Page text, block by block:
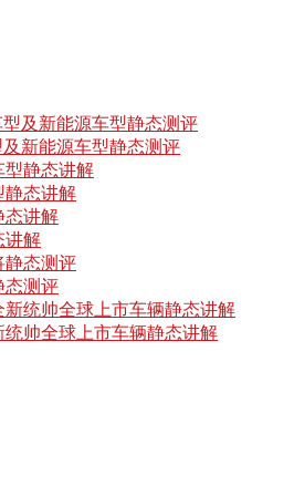
新能源车型静态测评
静态讲解
讲解
态测评
帅全球上市车辆静态讲解